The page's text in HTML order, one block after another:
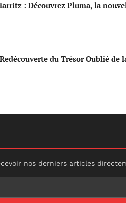
: Découvrez Pluma, la
du Trésor Oublié de
nos derniers articles